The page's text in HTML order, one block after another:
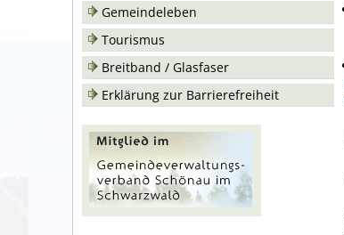
Gemeindeleben
Tourismus
Breitband / Glasfaser
Erklärung zur Barrierefreiheit